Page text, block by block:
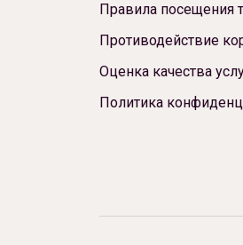
Правила посещения
Противодействие
Оценка качества
Политика